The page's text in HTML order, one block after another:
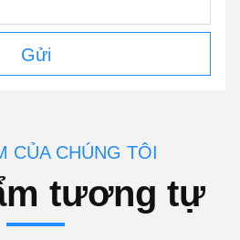
Gửi
CỦA CHÚNG TÔI
tương tự